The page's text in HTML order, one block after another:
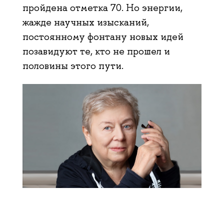
пройдена отметка 70. Но энергии,
жажде научных изысканий,
постоянному фонтану новых идей
позавидуют те, кто не прошел и
половины этого пути.